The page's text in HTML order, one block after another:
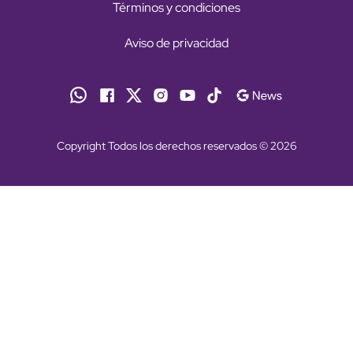
Términos y condiciones
Aviso de privacidad
Copyright Todos los derechos reservados © 2026